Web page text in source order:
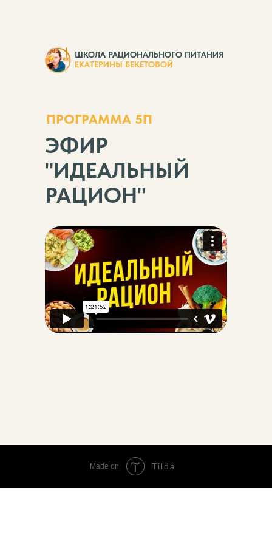
ПРОГРАММА 5П
ЭФИР
"ИДЕАЛЬНЫЙ
РАЦИОН"
ШКОЛА РАЦИОНАЛЬНОГО ПИТАНИЯ
ЕКАТЕРИНЫ БЕКЕТОВОЙ
Made on Tilda